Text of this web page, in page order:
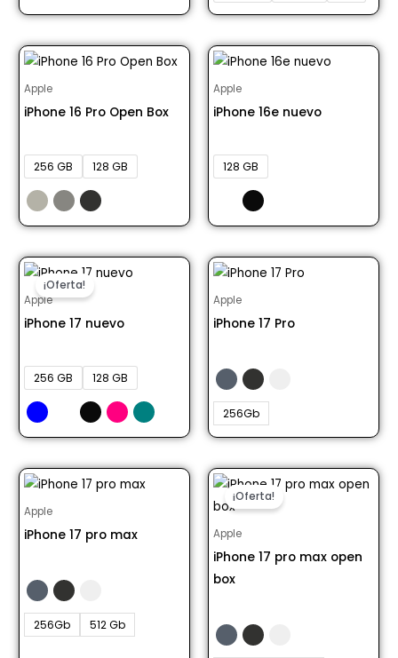
Apple
iPhone 16 Pro Open Box
256 GB 128 GB
Apple
iPhone 16e nuevo
128 GB
¡Oferta!
Apple
iPhone 17 nuevo
256 GB 128 GB
Apple
iPhone 17 Pro
256Gb
Apple
iPhone 17 pro max
256Gb 512 Gb
¡Oferta!
Apple
iPhone 17 pro max open
box